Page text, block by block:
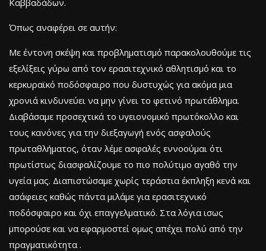
Όπως αναφέρει σε αυτήν:
Με έντονη σκέψη και προβληματισμό παρακολουθούμε τις
εξελίξεις γύρω από τον ερασιτεχνικό αθλητισμό και το
κερκυραϊκό ποδόσφαιρο που δυστυχώς για ακόμα μια
χρονιά κινδυνεύει να μην γίνει το φετινό πρωτάθλημα.
Διαβάσαμε προσεχτικά το υγειονομικό πρωτόκολλο και
τους κανόνες για την διεξαγωγή ενός ασφαλούς
πρωταθλήματος, όταν λέμε ασφαλές εννοούμαι ότι
πρωτίστως διασφαλίζουμε το πιο πολύτιμο αγαθό την
υγεία μας. Διαπιστώσαμε χωρίς τεράστια έκπληξη κενά και
ασάφειες καθώς πάντα μιλάμε για ερασιτεχνικό
ποδόσφαιρο και όχι επαγγελματικό. Στα λόγια ισως
μπορούσε και να εφαρμοστεί ομως απέχει πολύ από την
πραγματικότητα .